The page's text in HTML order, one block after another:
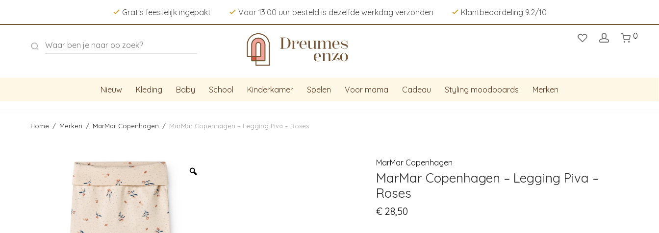
Gratis feestelijk ingepakt Voor 13.00 uur besteld is dezelfde werkdag verzonden Klantbeoordeling 9.2/10
0
Nieuw Kleding Baby School Kinderkamer Spelen Voor mama Cadeau Styling moodboards Merken
Home / Merken / MarMar Copenhagen / MarMar Copenhagen – Legging Piva – Roses
MarMar Copenhagen
MarMar Copenhagen – Legging Piva –
Roses
€ 28,50